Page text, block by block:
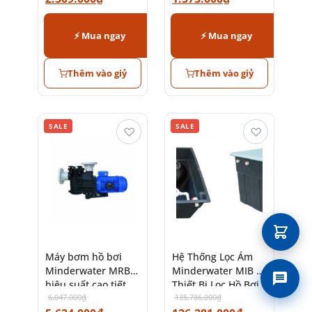
⚡ Mua ngay
Thêm vào giỷ
⚡ Mua ngay
Thêm vào giỷ
SALE
Máy bơm hồ bơi
Minderwater MRB
hiệu suất cao tiết
kiệm điện
6.047.000₫
♡ SALE
Hệ Thống Lọc Ám
Minderwater MIB –
Thiết Bị Lọc Hồ Bơi
Cao Cấp
135.786.000₫
♡
Liên